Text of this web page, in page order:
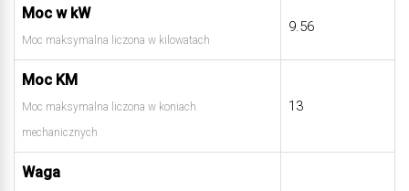
Moc w kW
Moc maksymalna liczona w kilowatach
9.56
Moc KM
Moc maksymalna liczona w koniach
mechanicznych
13
Waga